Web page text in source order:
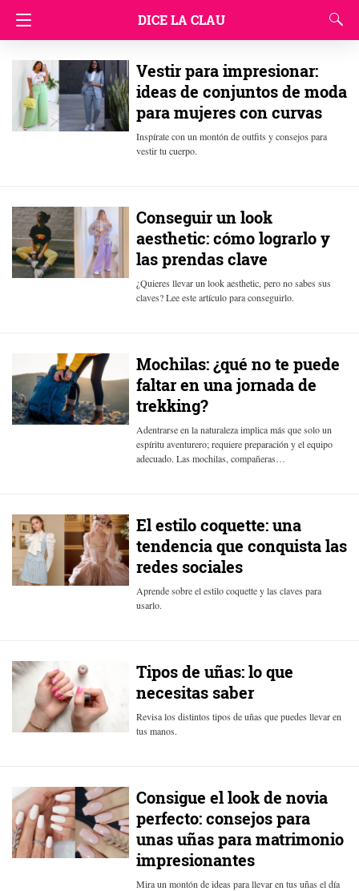
DICE LA CLAU
Vestir para impresionar:
ideas de conjuntos de moda
para mujeres con curvas
Inspírate con un montón de outfits y consejos para
vestir tu cuerpo.
Conseguir un look
aesthetic: cómo lograrlo y
las prendas clave
¿Quieres llevar un look aesthetic, pero no sabes sus
claves? Lee este artículo para conseguirlo.
Mochilas: ¿qué no te puede
faltar en una jornada de
trekking?
Adentrarse en la naturaleza implica más que solo un
espíritu aventurero; requiere preparación y el equipo
adecuado. Las mochilas, compañeras…
El estilo coquette: una
tendencia que conquista las
redes sociales
Aprende sobre el estilo coquette y las claves para
usarlo.
Tipos de uñas: lo que
necesitas saber
Revisa los distintos tipos de uñas que puedes llevar en
tus manos.
Consigue el look de novia
perfecto: consejos para
unas uñas para matrimonio
impresionantes
Mira un montón de ideas para llevar en tus uñas el día